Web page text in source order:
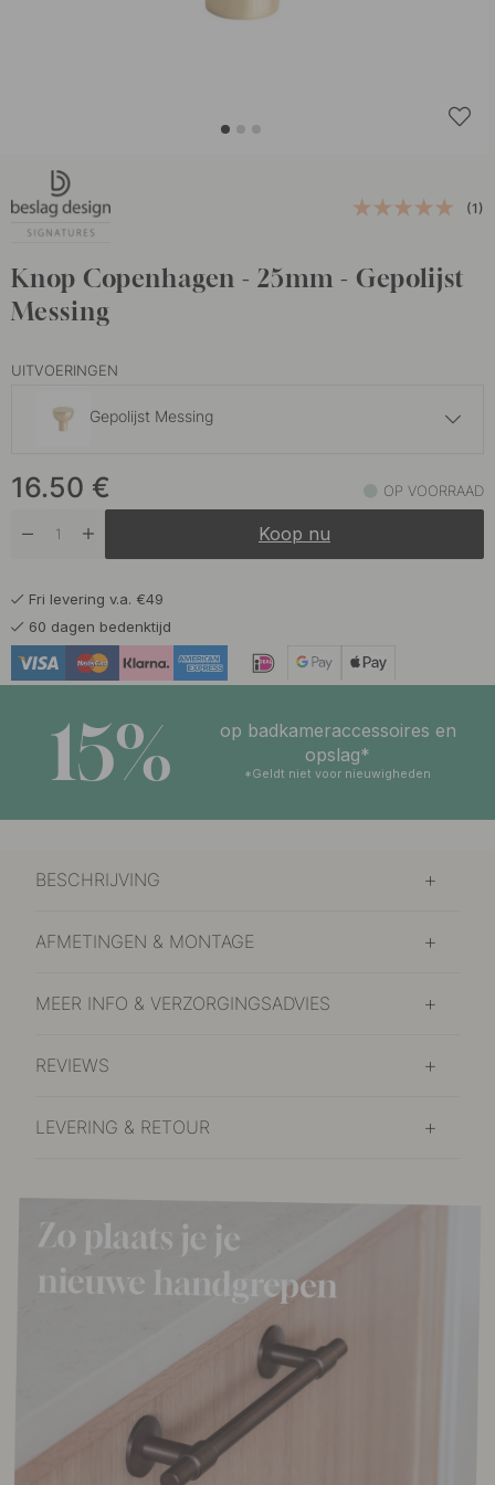
(1)
Knop Copenhagen - 25mm - Gepolijst
Messing
UITVOERINGEN
Gepolijst Messing
Gebronsd Messing Op voorraad
Mat Zwart Op voorraad
Ruw/Gepolijst Messing
Vernikkeld 16.50 €
16.50 € OP VOORRAAD
Koop nu
Fri levering v.a. €49
60 dagen bedenktijd
15%
op badkameraccessoires en
opslag*
*Geldt niet voor nieuwigheden
BESCHRIJVING
AFMETINGEN & MONTAGE
MEER INFO & VERZORGINGSADVIES
REVIEWS
LEVERING & RETOUR